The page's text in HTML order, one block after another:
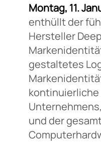
Montag, 11.
enthüllt der
Hersteller
gestaltetes
und der